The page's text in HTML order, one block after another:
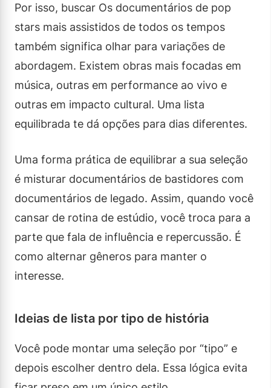
Por isso, buscar Os documentários de pop
stars mais assistidos de todos os tempos
também significa olhar para variações de
abordagem. Existem obras mais focadas em
música, outras em performance ao vivo e
outras em impacto cultural. Uma lista
equilibrada te dá opções para dias diferentes.
Uma forma prática de equilibrar a sua seleção
é misturar documentários de bastidores com
documentários de legado. Assim, quando você
cansar de rotina de estúdio, você troca para a
parte que fala de influência e repercussão. É
como alternar gêneros para manter o
interesse.
Ideias de lista por tipo de história
Você pode montar uma seleção por “tipo” e
depois escolher dentro dela. Essa lógica evita